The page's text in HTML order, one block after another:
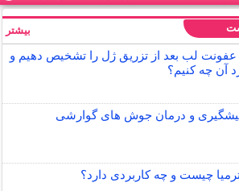
عفونت لب بعد از تزریق ژل را تشخیص دهیم و
آن چه کنیم؟
و درمان جوش های گوارشی
چیست و چه کاربردی دارد؟
بیشتر